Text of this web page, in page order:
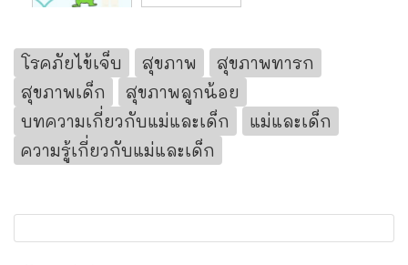
โรคภัยไข้เจ็บ สุขภาพ
สุขภาพทารก
สุขภาพเด็ก
สุขภาพลูกน้อย
บทความเกี่ยวกับแม่และเด็ก
แม่และเด็ก
ความรู้เกี่ยวกับแม่และเด็ก